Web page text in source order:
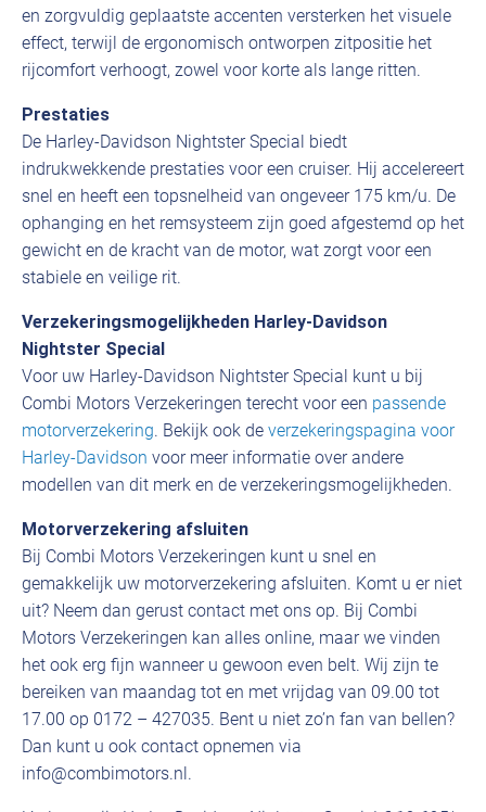
en zorgvuldig geplaatste accenten versterken het visuele
effect, terwijl de ergonomisch ontworpen zitpositie het
rijcomfort verhoogt, zowel voor korte als lange ritten.
Prestaties
De Harley-Davidson Nightster Special biedt
indrukwekkende prestaties voor een cruiser. Hij accelereert
snel en heeft een topsnelheid van ongeveer 175 km/u. De
ophanging en het remsysteem zijn goed afgestemd op het
gewicht en de kracht van de motor, wat zorgt voor een
stabiele en veilige rit.
Verzekeringsmogelijkheden Harley-Davidson
Nightster Special
Voor uw Harley-Davidson Nightster Special kunt u bij
Combi Motors Verzekeringen terecht voor een passende
motorverzekering. Bekijk ook de verzekeringspagina voor
Harley-Davidson voor meer informatie over andere
modellen van dit merk en de verzekeringsmogelijkheden.
Motorverzekering afsluiten
Bij Combi Motors Verzekeringen kunt u snel en
gemakkelijk uw motorverzekering afsluiten. Komt u er niet
uit? Neem dan gerust contact met ons op. Bij Combi
Motors Verzekeringen kan alles online, maar we vinden
het ook erg fijn wanneer u gewoon even belt. Wij zijn te
bereiken van maandag tot en met vrijdag van 09.00 tot
17.00 op 0172 – 427035. Bent u niet zo’n fan van bellen?
Dan kunt u ook contact opnemen via
info@combimotors.nl.